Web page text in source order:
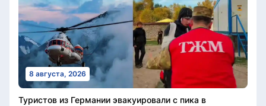
8 августа, 2026
Туристов из Германии эвакуировали с пика в